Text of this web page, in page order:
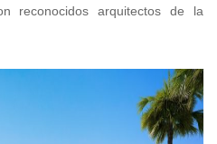
reconocidos arquitectos de la